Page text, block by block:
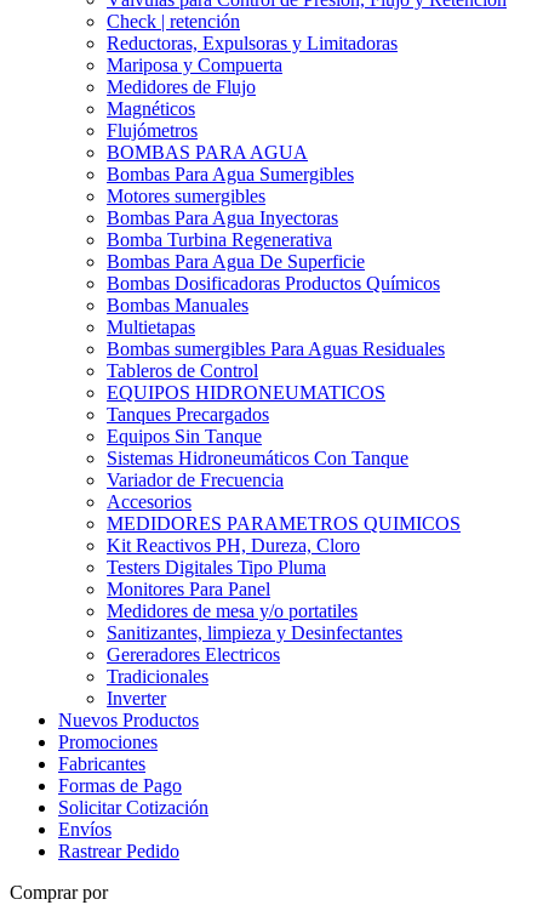
Check | retención
Reductoras, Expulsoras y Limitadoras
Mariposa y Compuerta
Medidores de Flujo
Magnéticos
Flujómetros
BOMBAS PARA AGUA
Bombas Para Agua Sumergibles
Motores sumergibles
Bombas Para Agua Inyectoras
Bomba Turbina Regenerativa
Bombas Para Agua De Superficie
Bombas Dosificadoras Productos Químicos
Bombas Manuales
Multietapas
Bombas sumergibles Para Aguas Residuales
Tableros de Control
EQUIPOS HIDRONEUMATICOS
Tanques Precargados
Equipos Sin Tanque
Sistemas Hidroneumáticos Con Tanque
Variador de Frecuencia
Accesorios
MEDIDORES PARAMETROS QUIMICOS
Kit Reactivos PH, Dureza, Cloro
Testers Digitales Tipo Pluma
Monitores Para Panel
Medidores de mesa y/o portatiles
Sanitizantes, limpieza y Desinfectantes
Gereradores Electricos
Tradicionales
Inverter
Nuevos Productos
Promociones
Fabricantes
Formas de Pago
Solicitar Cotización
Envíos
Rastrear Pedido
Comprar por